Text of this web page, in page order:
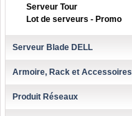
Serveur Tour
Lot de serveurs - Promo
Serveur Blade DELL
Armoire, Rack et Accessoires
Produit Réseaux